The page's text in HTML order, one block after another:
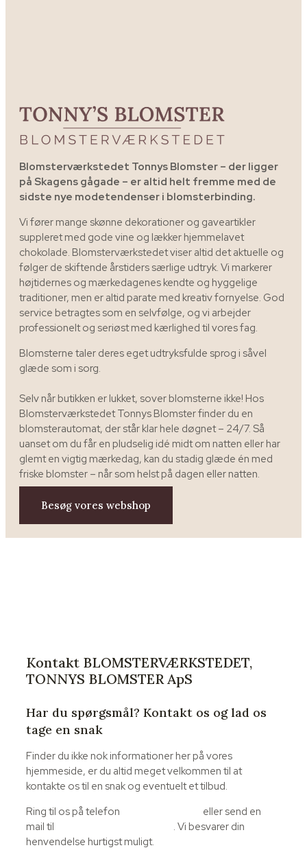
Blomsterværkstedet Tonnys Blomster – der ligger
på Skagens gågade – er altid helt fremme med de
sidste nye modetendenser i blomsterbinding.
Vi fører mange skønne dekorationer og gaveartikler
suppleret med gode vine og lækker hjemmelavet
chokolade. Blomsterværkstedet viser altid det aktuelle og
følger de skiftende årstiders særlige udtryk. Vi markerer
højtidernes og mærkedagenes kendte og hyggelige
traditioner, men er altid parate med kreativ fornyelse. God
service betragtes som en selvfølge, og vi arbejder
professionelt og seriøst med kærlighed til vores fag.​
Blomsterne taler deres eget udtryksfulde sprog i såvel
glæde som i sorg.​
Selv når butikken er lukket, sover blomsterne ikke! Hos
Blomsterværkstedet Tonnys Blomster finder du en
blomsterautomat, der står klar hele døgnet – 24/7. Så
uanset om du får en pludselig idé midt om natten eller har
glemt en vigtig mærkedag, kan du stadig glæde én med
friske blomster – når som helst på dagen eller natten.
Besøg vores webshop
Kontakt BLOMSTERVÆRKSTEDET,
TONNYS BLOMSTER ApS
Har du spørgsmål? Kontakt os og lad os
tage en snak
Finder du ikke nok informationer her på vores
hjemmeside, er du altid meget velkommen til at
kontakte os til en snak og eventuelt et tilbud.
Ring til os på telefon
eller send en
mail til
. Vi besvarer din
henvendelse hurtigst muligt.